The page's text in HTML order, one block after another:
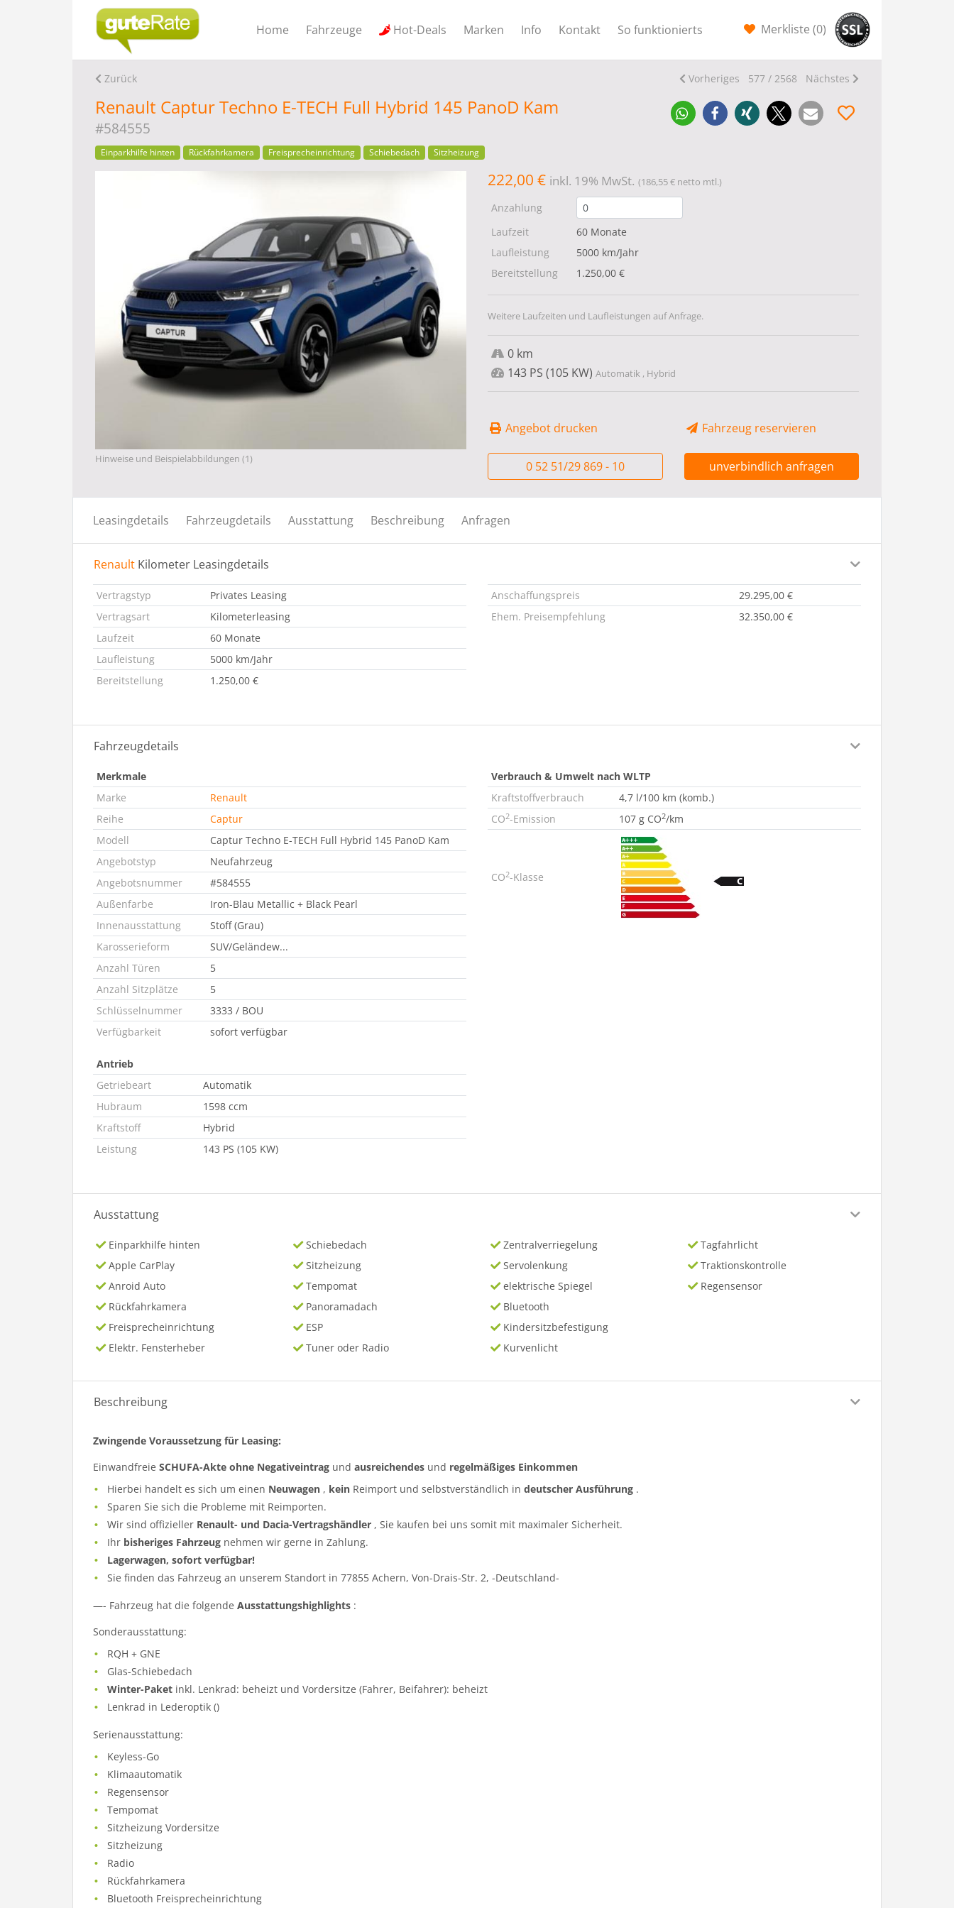
Home Fahrzeuge Hot-Deals Marken Info Kontakt So funktionierts Merkliste (0)
Zurück Vorheriges 577 / 2568 Nächstes
Renault Captur Techno E-TECH Full Hybrid 145 PanoD Kam
#584555
Einparkhilfe hinten Rückfahrkamera Freisprecheinrichtung Schiebedach Sitzheizung
Hinweise und Beispielabbildungen (1)
222,00 € inkl. 19% MwSt. (186,55 € netto mtl.)
Anzahlung
Laufzeit
60 Monate
Laufleistung
5000 km/Jahr
Bereitstellung
1.250,00 €
Weitere Laufzeiten und Laufleistungen auf Anfrage.
0 km
143 PS (105 KW) Automatik , Hybrid
Angebot drucken Fahrzeug reservieren
0 52 51/29 869 - 10 unverbindlich anfragen
Leasingdetails Fahrzeugdetails Ausstattung Beschreibung Anfragen
Renault Kilometer Leasingdetails
Vertragstyp
Privates Leasing
Vertragsart
Kilometerleasing
Laufzeit
60 Monate
Laufleistung
5000 km/Jahr
Bereitstellung
1.250,00 €
Anschaffungspreis
29.295,00 €
Ehem. Preisempfehlung
32.350,00 €
Fahrzeugdetails
Merkmale
Marke
Renault
Reihe
Captur
Modell
Captur Techno E-TECH Full Hybrid 145 PanoD Kam
Angebotstyp
Neufahrzeug
Angebotsnummer
#584555
Außenfarbe
Iron-Blau Metallic + Black Pearl
Innenausstattung
Stoff (Grau)
Karosserieform
SUV/Geländew...
Anzahl Türen
5
Anzahl Sitzplätze
5
Schlüsselnummer
3333 / BOU
Verfügbarkeit
sofort verfügbar
Antrieb
Getriebeart
Automatik
Hubraum
1598 ccm
Kraftstoff
Hybrid
Leistung
143 PS (105 KW)
Verbrauch & Umwelt nach WLTP
Kraftstoffverbrauch
4,7 l/100 km (komb.)
CO2-Emission 107 g CO2/km
CO2-Klasse
Ausstattung
Einparkhilfe hinten
Apple CarPlay
Anroid Auto
Rückfahrkamera
Freisprecheinrichtung
Elektr. Fensterheber
Schiebedach
Sitzheizung
Tempomat
Panoramadach
ESP
Tuner oder Radio
Zentralverriegelung
Servolenkung
elektrische Spiegel
Bluetooth
Kindersitzbefestigung
Kurvenlicht
Tagfahrlicht
Traktionskontrolle
Regensensor
Beschreibung
Zwingende Voraussetzung für Leasing:
Einwandfreie SCHUFA-Akte ohne Negativeintrag und ausreichendes und regelmäßiges Einkommen
Hierbei handelt es sich um einen Neuwagen , kein Reimport und selbstverständlich indeutscher Ausführung .
Sparen Sie sich die Probleme mit Reimporten.
Wir sind offizieller Renault- und Dacia-Vertragshändler , Sie kaufen bei uns somit mit maximaler Sicherheit.
Ihr bisheriges Fahrzeug nehmen wir gerne in Zahlung.
Lagerwagen, sofort verfügbar!
Sie finden das Fahrzeug an unserem Standort in 77855 Achern, Von-Drais-Str. 2, -Deutschland-
—- Fahrzeug hat die folgende Ausstattungshighlights :
Sonderausstattung:
RQH + GNE
Glas-Schiebedach
Winter-Paket inkl. Lenkrad: beheizt und Vordersitze (Fahrer, Beifahrer): beheizt
Lenkrad in Lederoptik ()
Serienausstattung:
Keyless-Go
Klimaautomatik
Regensensor
Tempomat
Sitzheizung Vordersitze
Sitzheizung
Radio
Rückfahrkamera
Bluetooth Freisprecheinrichtung